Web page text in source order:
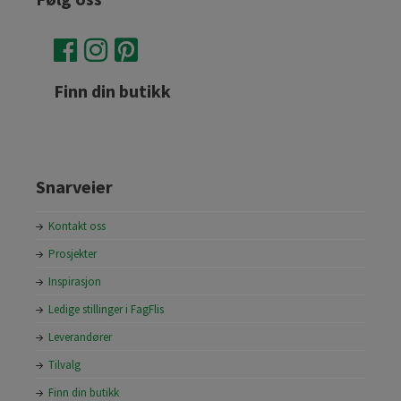
Finn din butikk
Snarveier
Kontakt oss
Prosjekter
Inspirasjon
Ledige stillinger i FagFlis
Leverandører
Tilvalg
Finn din butikk